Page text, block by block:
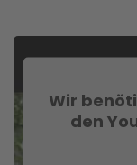
Wir
den